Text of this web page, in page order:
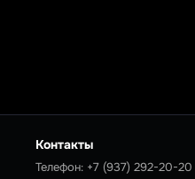
Контакты
Телефон: +7 (937) 292-20-20